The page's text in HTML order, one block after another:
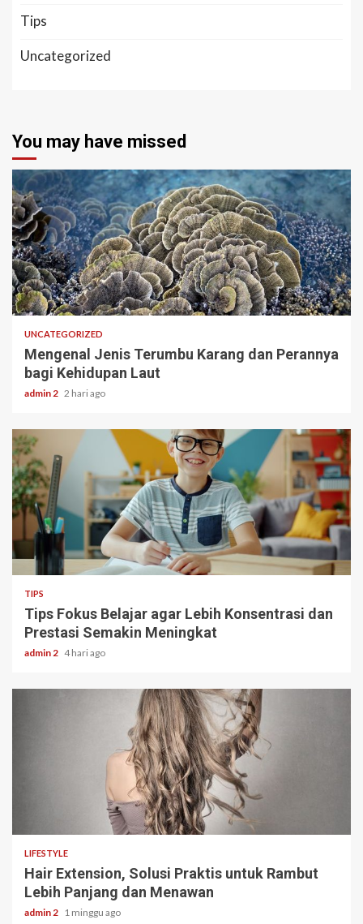
Tips
Uncategorized
You may have missed
3 min read
UNCATEGORIZED
Mengenal Jenis Terumbu Karang dan Perannya
bagi Kehidupan Laut
admin 2 2 hari ago
3 min read
TIPS
Tips Fokus Belajar agar Lebih Konsentrasi dan
Prestasi Semakin Meningkat
admin 2 4 hari ago
LIFESTYLE
Hair Extension, Solusi Praktis untuk Rambut
Lebih Panjang dan Menawan
admin 2 1 minggu ago